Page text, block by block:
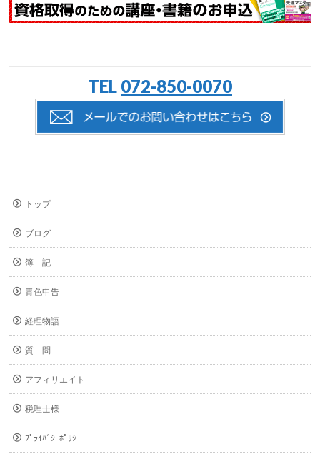
TEL 072-850-0070
トップ
ブログ
簿 記
青色申告
経理物語
質 問
アフィリエイト
税理士様
ﾌﾟﾗｲﾊﾞｼｰﾎﾟﾘｼｰ